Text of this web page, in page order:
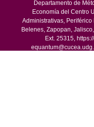
Departamento de
Economía del Centro
Administrativas,
Belenes, Zapopan,
Ext. 25315,